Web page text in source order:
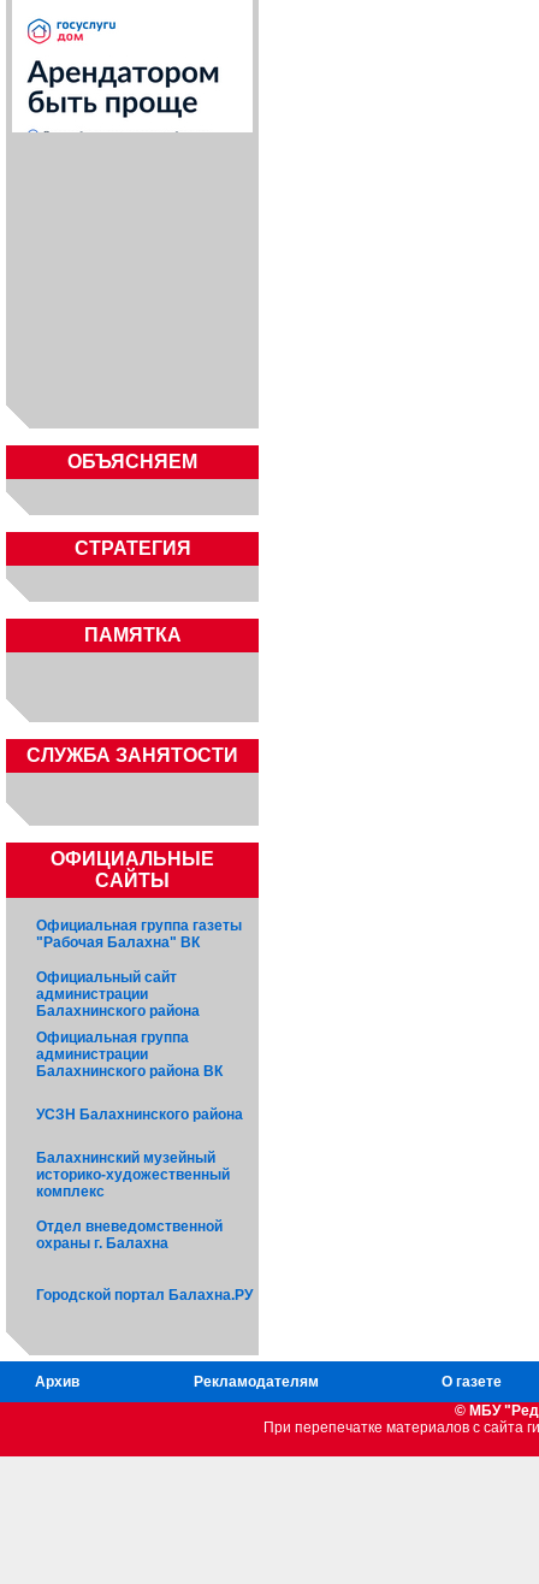
ОБЪЯСНЯЕМ
СТРАТЕГИЯ
ПАМЯТКА
CЛУЖБА ЗАНЯТОСТИ
ОФИЦИАЛЬНЫЕ
САЙТЫ
Официальная группа газеты
"Рабочая Балахна" ВК
Официальный сайт
администрации
Балахнинского района
Официальная группа
администрации
Балахнинского района ВК
УСЗН Балахнинского района
Балахнинский музейный
историко-художественный
комплекс
Отдел вневедомственной
охраны г. Балахна
Городской портал Балахна.РУ
Архив Рекламодателям
О газете
© МБУ
При перепечатке материалов c сайта